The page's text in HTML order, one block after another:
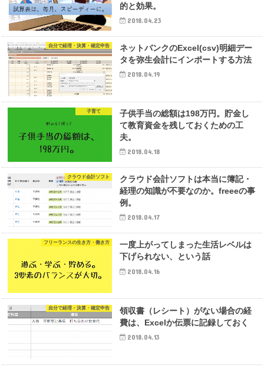
的と効果。
2018.04.23
自分で経理・決算・確定申告
ネットバンクのExcel(csv)明細デー
タを弥生会計にインポートする方法
2018.04.19
子育て
子供手当の総額は198万円。貯金し
て教育資金を残しておくための工
夫。
2018.04.18
クラウド会計ソフト
クラウド会計ソフトは本当に簿記・
経理の知識が不要なのか。freeeの事
例。
2018.04.17
フリーランスの生き方・働き方
一度上がってしまった生活レベルは
下げられない、という話
2018.04.16
自分で経理・決算・確定申告
領収書（レシート）がない場合の経
費は、Excelか伝票に記録しておく
2018.04.13